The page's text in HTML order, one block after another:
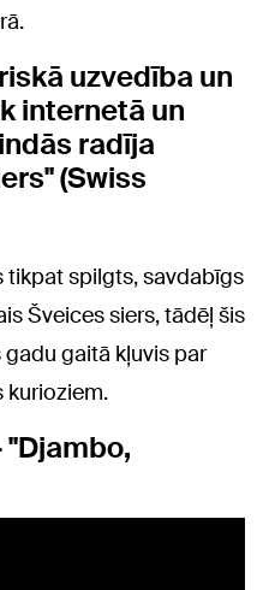
uzvedība un
internetā un
radīja
(Swiss
tikpat spilgts, savdabīgs
Šveices siers, tādēļ šis
gaitā kļuvis par
kurioziem.
"Djambo,